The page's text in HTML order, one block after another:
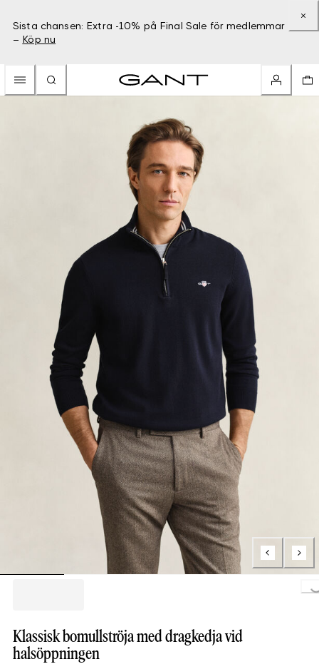
Sista chansen: Extra -10% på Final Sale för medlemmar
– Köp nu
Loading...
Klassisk bomullströja med dragkedja vid
halsöppningen